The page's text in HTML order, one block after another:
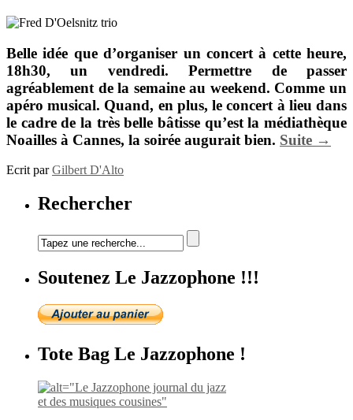
Belle idée que d’organiser un concert à cette heure,
18h30, un vendredi. Permettre de passer
agréablement de la semaine au weekend. Comme un
apéro musical. Quand, en plus, le concert à lieu dans
le cadre de la très belle bâtisse qu’est la médiathèque
Noailles à Cannes, la soirée augurait bien. Suite →
Ecrit parGilbert D'Alto
Rechercher
Soutenez Le Jazzophone !!!
Tote Bag Le Jazzophone !